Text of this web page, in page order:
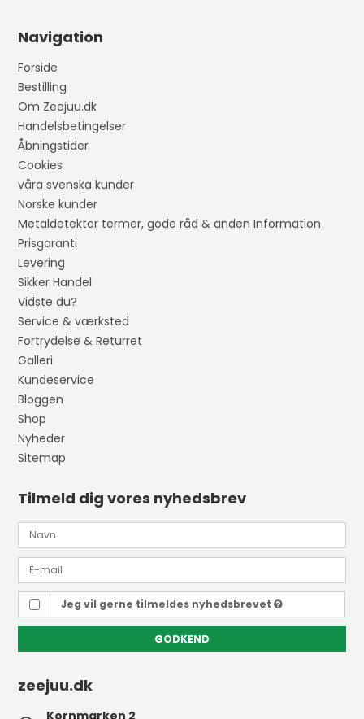
Navigation
Forside
Bestilling
Om Zeejuu.dk
Handelsbetingelser
Åbningstider
Cookies
våra svenska kunder
Norske kunder
Metaldetektor termer, gode råd & anden Information
Prisgaranti
Levering
Sikker Handel
Vidste du?
Service & værksted
Fortrydelse & Returret
Galleri
Kundeservice
Bloggen
Shop
Nyheder
Sitemap
Tilmeld dig vores nyhedsbrev
Jeg vil gerne tilmeldes nyhedsbrevet
GODKEND
zeejuu.dk
Kornmarken 2